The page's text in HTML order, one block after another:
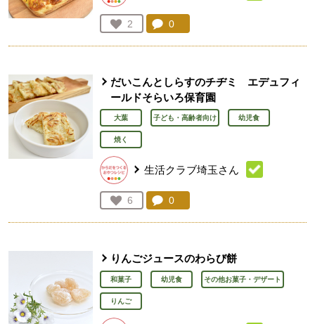
お気に入り登録：
2
人が登録
コメント：
0
だいこんとしらすのチヂミ エデュフィ
ールドそらいろ保育園
大葉 子ども・高齢者向け 幼児食
焼く
生活クラブ埼玉さん
お気に入り登録：
6
人が登録
コメント：
0
りんごジュースのわらび餅
和菓子 幼児食 その他お菓子・デザート
りんご